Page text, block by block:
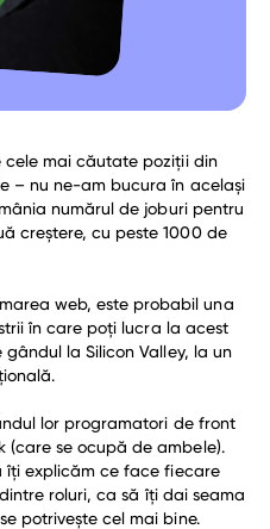
cele mai căutate poziții din
– nu ne-am bucura în același
numărul de joburi pentru
creștere, cu peste 1000 de
web, este probabil una
în care poți lucra la acest
la Silicon Valley, la un
lor programatori de front
(care se ocupă de ambele).
îți explicăm ce face fiecare
roluri, ca să îți dai seama
potrivește cel mai bine.